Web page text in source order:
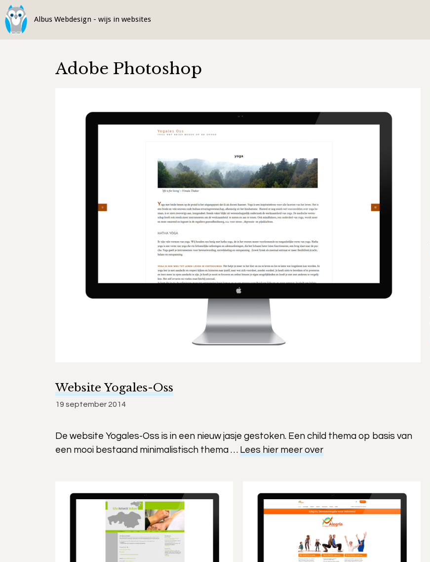
Ga
naar
de
Adobe Photoshop
Website Yogales-Oss
19 september 2014
De website Yogales-Oss is in een nieuw jasje gestoken. Een child thema op basis van
een mooi bestaand minimalistisch thema … Lees hier meer over